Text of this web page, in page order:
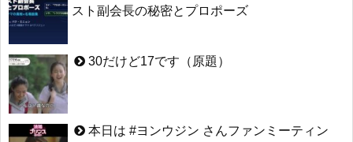
スト副会長の秘密とプロポーズ
30だけど17です（原題）
本日は #ヨンウジン さんファンミーティン